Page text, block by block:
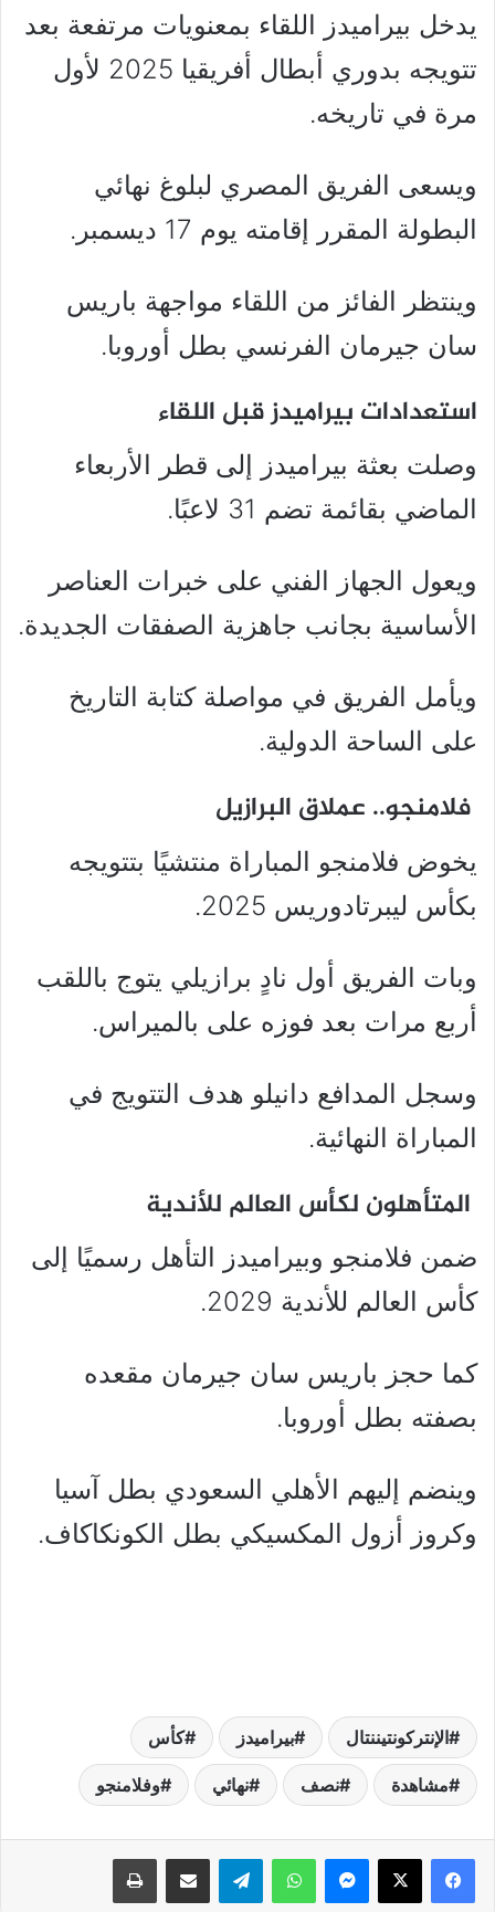
يدخل بيراميدز اللقاء بمعنويات مرتفعة بعد
تتويجه بدوري أبطال أفريقيا 2025 لأول
مرة في تاريخه.
ويسعى الفريق المصري لبلوغ نهائي
البطولة المقرر إقامته يوم 17 ديسمبر.
وينتظر الفائز من اللقاء مواجهة باريس
سان جيرمان الفرنسي بطل أوروبا.
استعدادات بيراميدز قبل اللقاء
وصلت بعثة بيراميدز إلى قطر الأربعاء
الماضي بقائمة تضم 31 لاعبًا.
ويعول الجهاز الفني على خبرات العناصر
الأساسية بجانب جاهزية الصفقات الجديدة.
ويأمل الفريق في مواصلة كتابة التاريخ
على الساحة الدولية.
فلامنجو.. عملاق البرازيل
يخوض فلامنجو المباراة منتشيًا بتتويجه
بكأس ليبرتادوريس 2025.
وبات الفريق أول نادٍ برازيلي يتوج باللقب
أربع مرات بعد فوزه على بالميراس.
وسجل المدافع دانيلو هدف التتويج في
المباراة النهائية.
المتأهلون لكأس العالم للأندية
ضمن فلامنجو وبيراميدز التأهل رسميًا إلى
كأس العالم للأندية 2029.
كما حجز باريس سان جيرمان مقعده
بصفته بطل أوروبا.
وينضم إليهم الأهلي السعودي بطل آسيا
وكروز أزول المكسيكي بطل الكونكاكاف.
الإنتركونتيننتال بيراميدز كأس
مشاهدة نصف نهائي وفلامنجو
فيسبوك ‫X ماسنجر واتساب تيلقرام مشاركة عبر البريد طباعة